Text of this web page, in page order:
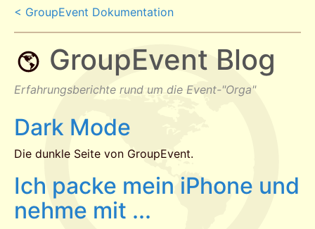
< GroupEvent Dokumentation
GroupEvent Blog
Erfahrungsberichte rund um die Event-"Orga"
Dark Mode
Die dunkle Seite von GroupEvent.
Ich packe mein iPhone und
nehme mit ...